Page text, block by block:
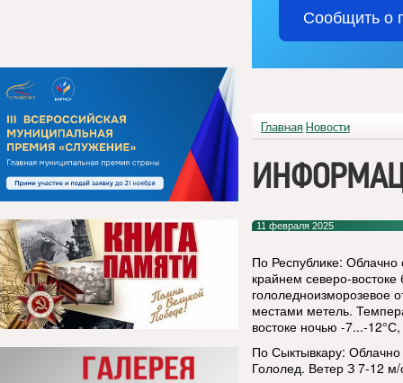
Сообщить о
Главная Новости
11 февраля 2025
По Республике:
крайнем северо-
гололедноизморозевое
местами метель.
востоке ночью -7...-
По Сыктывкару:
Гололед. Ветер З 7-12